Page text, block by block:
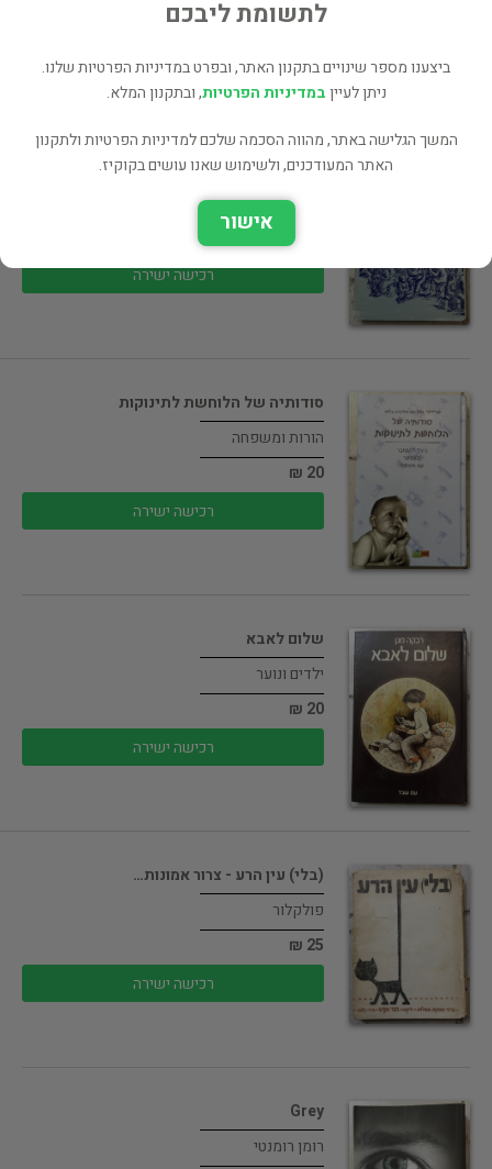
רכבת המוות
שואה
רכישה ישירה
סודותיה של הלוחשת לתינוקות
הורות ומשפחה
20 ₪
רכישה ישירה
שלום לאבא
ילדים ונוער
20 ₪
רכישה ישירה
(בלי) עין הרע - צרור אמונות…
פולקלור
25 ₪
רכישה ישירה
Grey
רומן רומנטי
לתשומת ליבכם
ביצענו מספר שינויים בתקנון האתר, ובפרט במדיניות הפרטיות שלנו.
ניתן לעייןבמדיניות הפרטיות, ובתקנון המלא.
המשך הגלישה באתר, מהווה הסכמה שלכם למדיניות הפרטיות ולתקנון
האתר המעודכנים, ולשימוש שאנו עושים בקוקיז.
אישור